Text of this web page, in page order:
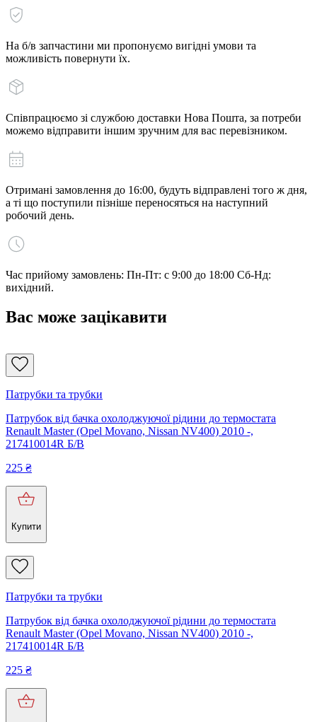
На б/в запчастини ми пропонуємо вигідні умови та
можливість повернути їх.
Співпрацюємо зі службою доставки Нова Пошта, за потреби
можемо відправити іншим зручним для вас перевізником.
Отримані замовлення до 16:00, будуть відправлені того ж дня,
а ті що поступили пізніше переносяться на наступний
робочий день.
Час прийому замовлень: Пн-Пт: с 9:00 до 18:00 Сб-Нд:
вихідний.
Вас може зацікавити
Патрубки та трубки
Патрубок від бачка охолоджуючої рідини до термостата
Renault Master (Opel Movano, Nissan NV400) 2010 -,
217410014R Б/В
225 ₴
Купити
Патрубки та трубки
Патрубок від бачка охолоджуючої рідини до термостата
Renault Master (Opel Movano, Nissan NV400) 2010 -,
217410014R Б/В
225 ₴